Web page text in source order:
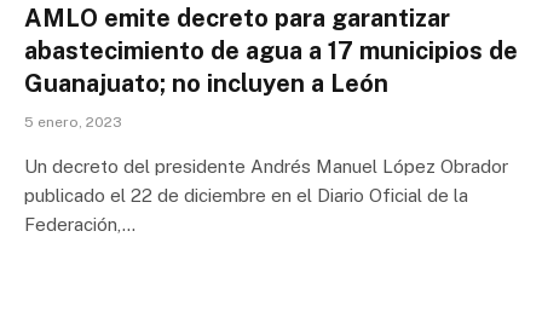
AMLO emite decreto para garantizar
abastecimiento de agua a 17 municipios de
Guanajuato; no incluyen a León
5 enero, 2023
Un decreto del presidente Andrés Manuel López Obrador
publicado el 22 de diciembre en el Diario Oficial de la
Federación,…